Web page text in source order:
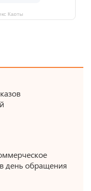
Карты
день обращения